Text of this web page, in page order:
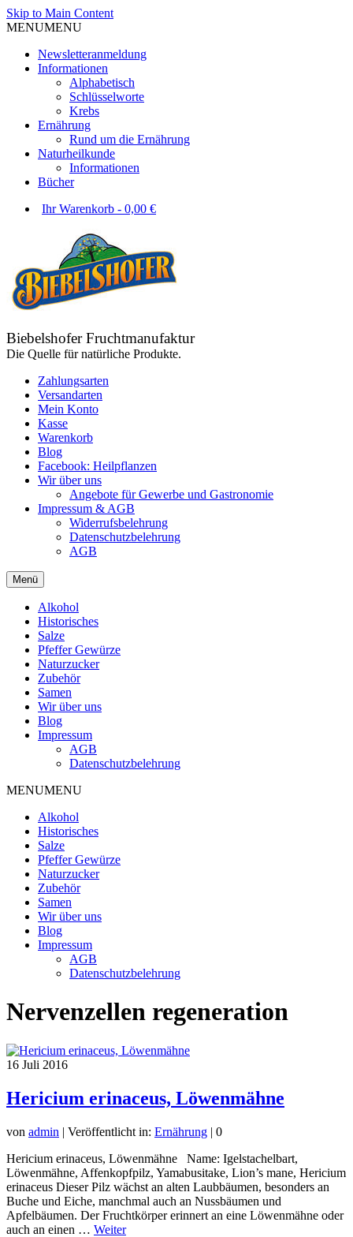
Skip to Main Content
MENUMENU
Newsletteranmeldung
Informationen
Alphabetisch
Schlüsselworte
Krebs
Ernährung
Rund um die Ernährung
Naturheilkunde
Informationen
Bücher
Ihr Warenkorb - 0,00 €
Biebelshofer Fruchtmanufaktur
Die Quelle für natürliche Produkte.
Zahlungsarten
Versandarten
Mein Konto
Kasse
Warenkorb
Blog
Facebook: Heilpflanzen
Wir über uns
Angebote für Gewerbe und Gastronomie
Impressum & AGB
Widerrufsbelehrung
Datenschutzbelehrung
AGB
Menü
Alkohol
Historisches
Salze
Pfeffer Gewürze
Naturzucker
Zubehör
Samen
Wir über uns
Blog
Impressum
AGB
Datenschutzbelehrung
MENUMENU
Alkohol
Historisches
Salze
Pfeffer Gewürze
Naturzucker
Zubehör
Samen
Wir über uns
Blog
Impressum
AGB
Datenschutzbelehrung
Nervenzellen regeneration
16 Juli 2016
Hericium erinaceus, Löwenmähne
von admin | Veröffentlicht in: Ernährung | 0
Hericium erinaceus, Löwenmähne Name: Igelstachelbart,
Löwenmähne, Affenkopfpilz, Yamabusitake, Lion’s mane, Hericium
erinaceus Dieser Pilz wächst an alten Laubbäumen, besonders an
Buche und Eiche, manchmal auch an Nussbäumen und
Apfelbäumen. Der Fruchtkörper erinnert an eine Löwenmähne oder
auch an einen … Weiter